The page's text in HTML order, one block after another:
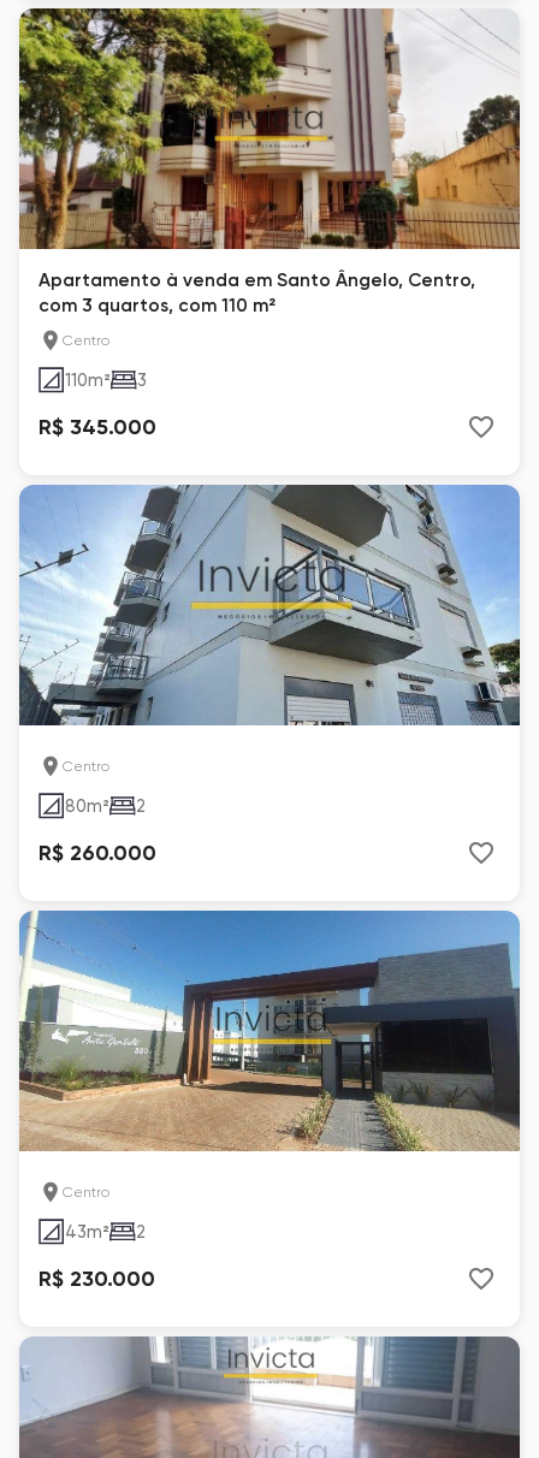
Apartamento à venda em Santo Ângelo, Centro,
com 3 quartos, com 110 m²
Centro
110m² 3
R$ 345.000
Centro
80m² 2
R$ 260.000
Centro
43m² 2
R$ 230.000